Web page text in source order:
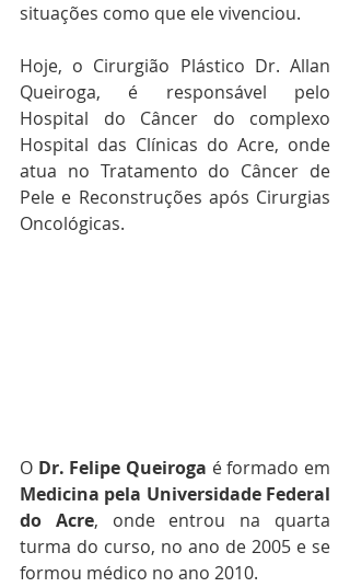
situações como que ele vivenciou.
Hoje, o Cirurgião Plástico Dr. Allan
Queiroga, é responsável pelo
Hospital do Câncer do complexo
Hospital das Clínicas do Acre, onde
atua no Tratamento do Câncer de
Pele e Reconstruções após Cirurgias
Oncológicas.
O Dr. Felipe Queiroga
Medicina pela Universidade Federal
do Acre, onde entrou na quarta
turma do curso, no ano de 2005 e se
formou médico no ano 2010.